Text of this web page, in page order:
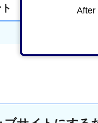
After
アカウ